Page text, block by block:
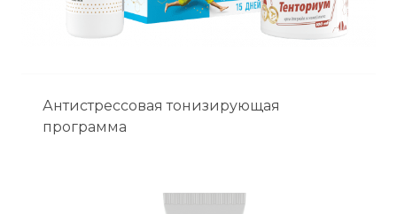
Антистрессовая тонизирующая
программа